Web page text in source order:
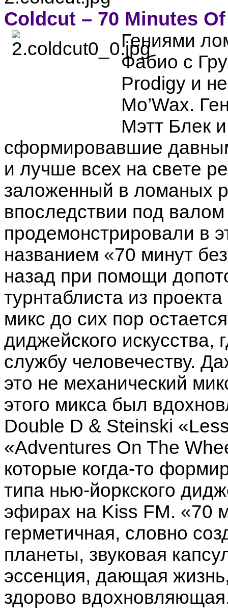
Coldcut – 70 Minutes
Гениями
Фабио с
Prodigy и
Mo’Wax.
Мэтт Блек
сформировавшие
и лучше всех на свете
заложенный в ломаных
впоследствии под
продемонстрировали в
названием «70 минут
назад при помощи
турнтаблиста из
микс до сих пор
диджейского искусства,
службу человечеству.
это не механический
этого микса был
Double D & Steinski
«Adventures On The
которые когда-то
типа нью-йоркского
эфирах на Kiss FM. «70
герметичная, словно
планеты, звуковая
эссенция, дающая
здорово